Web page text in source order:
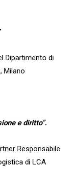
Dipartimento di
Milano
e diritto”.
Responsabile
di LCA